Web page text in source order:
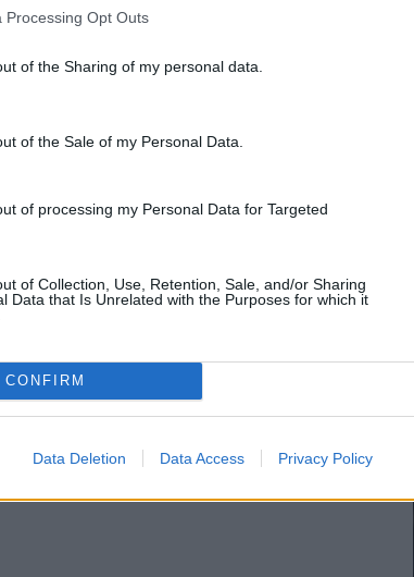
Processing Opt Outs
of the Sharing of my personal data.
of the Sale of my Personal Data.
of processing my Personal Data for Targeted
of Collection, Use, Retention, Sale, and/or Sharing
Data that Is Unrelated with the Purposes for which it
CONFIRM
Data Deletion Data Access Privacy Policy